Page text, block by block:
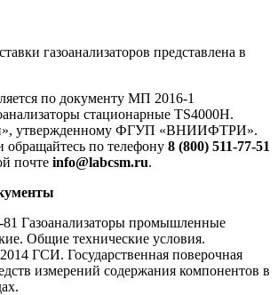
газоанализаторов представлена в
по документу МП 2016-1
стационарные TS4000H.
утвержденному ФГУП «ВНИИФТРИ».
обращайтесь по телефону 8 (800) 511-77-51
почте info@labcsm.ru.
Газоанализаторы промышленные
Общие технические условия.
ГСИ. Государственная поверочная
измерений содержания компонентов в